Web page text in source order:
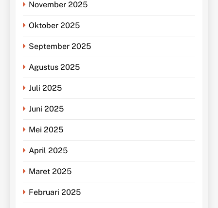
November 2025
Oktober 2025
September 2025
Agustus 2025
Juli 2025
Juni 2025
Mei 2025
April 2025
Maret 2025
Februari 2025